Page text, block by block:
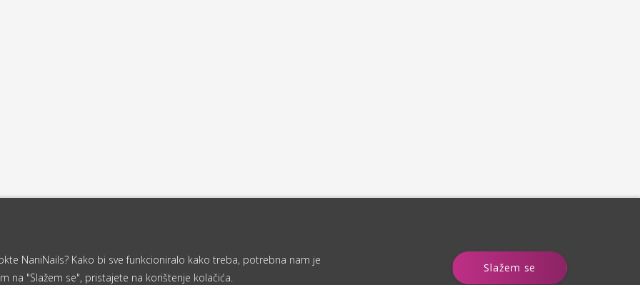
NaniNails? Kako bi sve funkcioniralo kako treba, potrebna nam je
na "Slažem se", pristajete na korištenje kolačića.
Slažem se